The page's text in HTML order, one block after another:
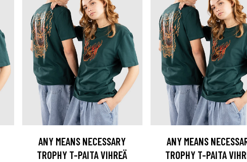
ANY MEANS NECESSARY
TROPHY T-PAITA VIHREÄ
ANY MEANS
TROPHY T-PAITA